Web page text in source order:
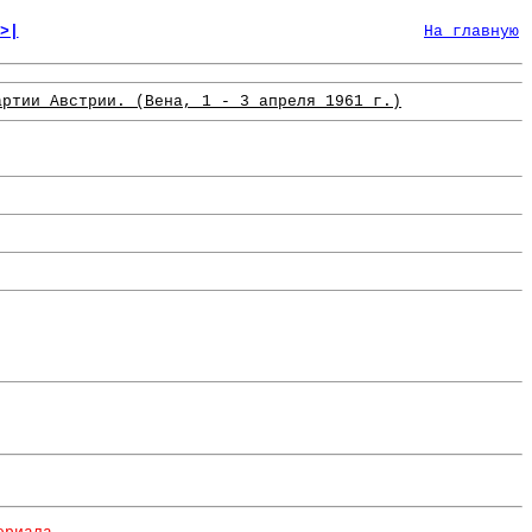
На главную
Австрии. (Вена, 1 - 3 апреля 1961 г.)